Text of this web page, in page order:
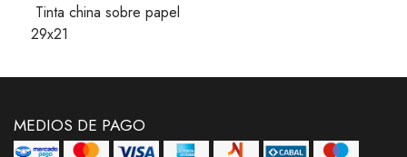
Tinta china sobre papel
29x21
MEDIOS DE PAGO